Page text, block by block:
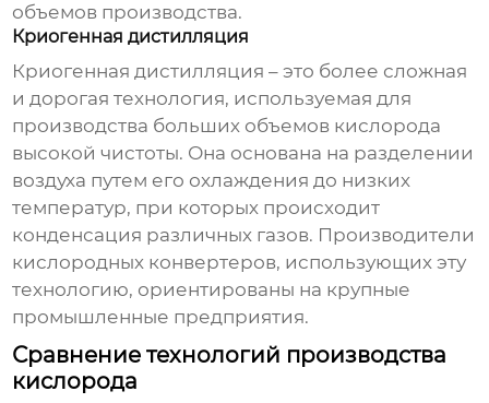
объемов производства.
Криогенная дистилляция
Криогенная дистилляция – это более сложная
и дорогая технология, используемая для
производства больших объемов кислорода
высокой чистоты. Она основана на разделении
воздуха путем его охлаждения до низких
температур, при которых происходит
конденсация различных газов. Производители
кислородных конвертеров, использующих эту
технологию, ориентированы на крупные
промышленные предприятия.
Сравнение технологий производства
кислорода